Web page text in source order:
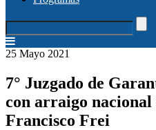
25 Mayo 2021
7° Juzgado de
con arraigo
Francisco Frei